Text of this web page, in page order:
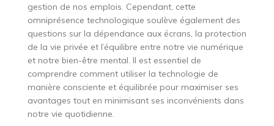
gestion de nos emplois. Cependant, cette
omniprésence technologique soulève également des
questions sur la dépendance aux écrans, la protection
de la vie privée et l’équilibre entre notre vie numérique
et notre bien-être mental. Il est essentiel de
comprendre comment utiliser la technologie de
manière consciente et équilibrée pour maximiser ses
avantages tout en minimisant ses inconvénients dans
notre vie quotidienne.